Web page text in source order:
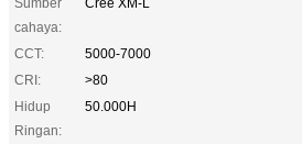
Sumber
cahaya:
Cree XM-L
CCT:
5000-7000
CRI:
>80
Hidup
Ringan:
50.000H